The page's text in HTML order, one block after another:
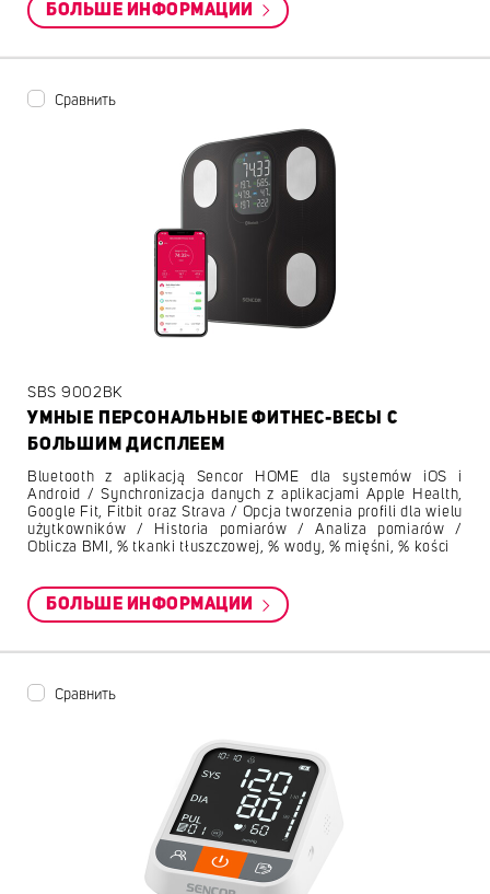
БОЛЬШЕ ИНФОРМАЦИИ
Сравнить
SBS 9002BK
УМНЫЕ ПЕРСОНАЛЬНЫЕ ФИТНЕС-ВЕСЫ С
БОЛЬШИМ ДИСПЛЕЕМ
Bluetooth z aplikacją Sencor HOME dla systemów iOS i
Android / Synchronizacja danych z aplikacjami Apple Health,
Google Fit, Fitbit oraz Strava / Opcja tworzenia profili dla wielu
użytkowników / Historia pomiarów / Analiza pomiarów /
Oblicza BMI, % tkanki tłuszczowej, % wody, % mięśni, % kości
БОЛЬШЕ ИНФОРМАЦИИ
Сравнить